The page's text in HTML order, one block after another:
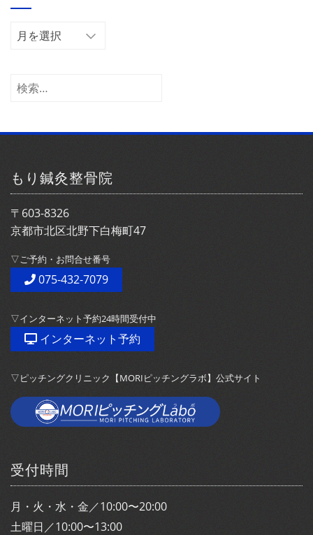
ー
ア
イ
検
もり鍼灸整骨院
〒603-8326
京都市北区北野下白梅町47
▽ご予約・お問合せ番号
075-432-7079
▽インターネット予約24時間受付中
インターネット予約
▽ピッチングクリニック【MORIピッチングラボ】公式サイト
受付時間
月・火・水・金／10:00〜20:00
土曜日／10:00〜13:00